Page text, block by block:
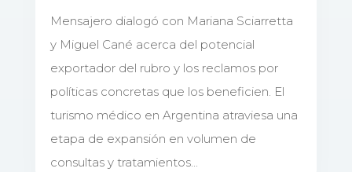
Mensajero dialogó con Mariana Sciarretta
y Miguel Cané acerca del potencial
exportador del rubro y los reclamos por
políticas concretas que los beneficien. El
turismo médico en Argentina atraviesa una
etapa de expansión en volumen de
consultas y tratamientos...